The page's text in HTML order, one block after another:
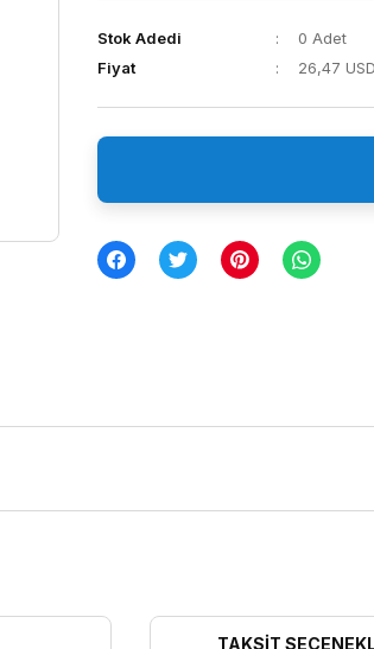
Stok Adedi
0 Adet
Fiyat
26,47
TAKSIT